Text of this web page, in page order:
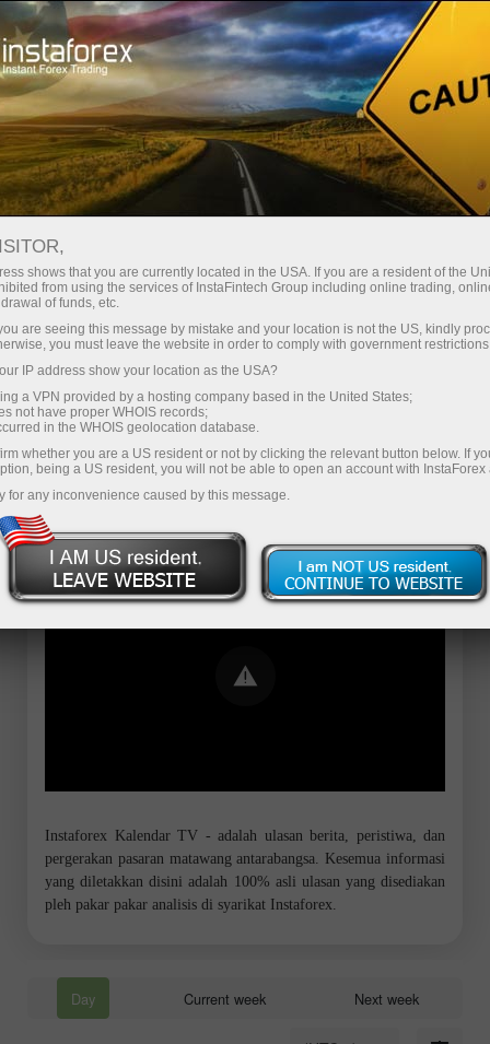
For Traders Forex Analytics
InstaForex TV
Forex TV: Kalendar
Trader’s calendar on March 28: Any
winners in Trump’s tariff game? (ms)
Buka akaun perdagangan
Buka akaun demo
Error loading YouTube: Video could not
be played
Instaforex Kalendar TV - adalah ulasan berita, peristiwa, dan
pergerakan pasaran matawang antarabangsa. Kesemua informasi
yang diletakkan disini adalah 100% asli ulasan yang disediakan
pleh pakar pakar analisis di syarikat Instaforex.
Day Current week Next week
shows that you are currently located in the USA. If you are a resident of the
from using the services of InstaFintech Group including online trading,
of funds, etc.
are seeing this message by mistake and your location is not the US, kindly
you must leave the website in order to comply with government
IP address show your location as the USA?
a VPN provided by a hosting company based in the United States;
not have proper WHOIS records;
in the WHOIS geolocation database.
whether you are a US resident or not by clicking the relevant button below. If
being a US resident, you will not be able to open an account with InstaForex
for any inconvenience caused by this message.